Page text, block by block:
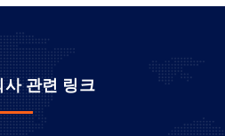
사 관련 링크